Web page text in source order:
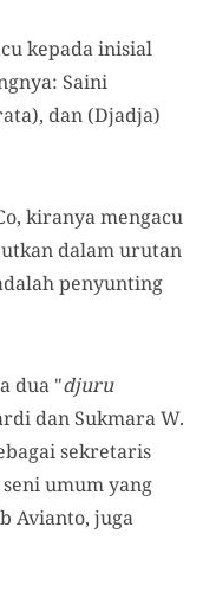
kepada inisial
Saini
dan (Djadja)
kiranya mengacu
dalam urutan
penyunting
dua "djuru
dan Sukmara W.
sekretaris
umum yang
Avianto, juga